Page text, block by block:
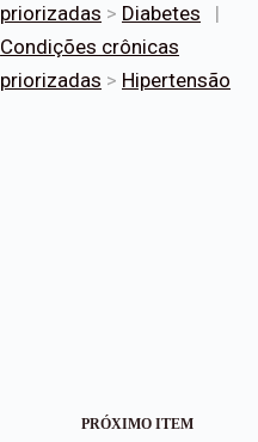
priorizadas > Diabetes
|
Condições crônicas
priorizadas > Hipertensão
PRÓXIMO ITEM